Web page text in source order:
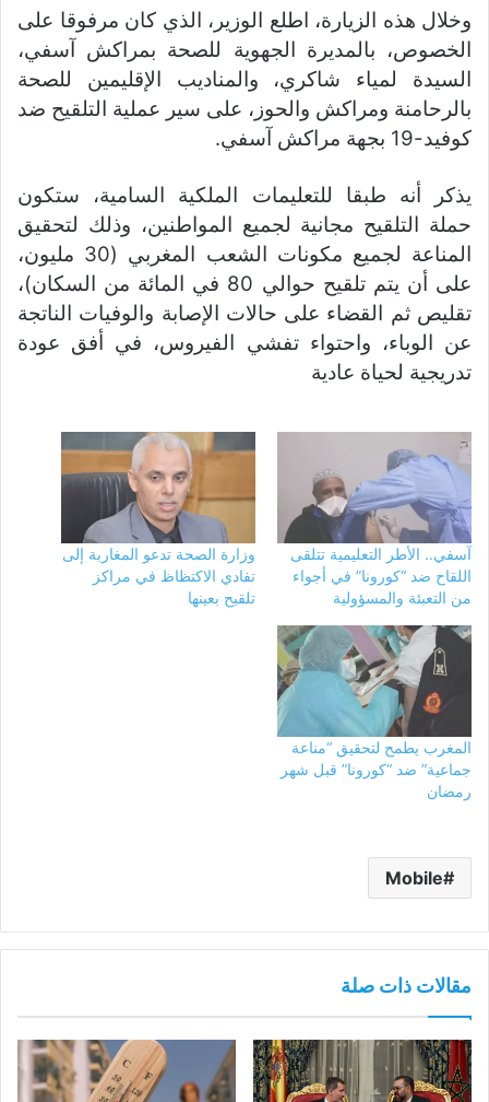
وخلال هذه الزيارة، اطلع الوزير، الذي كان مرفوقا على
الخصوص، بالمديرة الجهوية للصحة بمراكش آسفي،
السيدة لمياء شاكري، والمناديب الإقليمين للصحة
بالرحامنة ومراكش والحوز، على سير عملية التلقيح ضد
كوفيد-19 بجهة مراكش آسفي.
يذكر أنه طبقا للتعليمات الملكية السامية، ستكون
حملة التلقيح مجانية لجميع المواطنين، وذلك لتحقيق
المناعة لجميع مكونات الشعب المغربي (30 مليون،
على أن يتم تلقيح حوالي 80 في المائة من السكان)،
تقليص ثم القضاء على حالات الإصابة والوفيات الناتجة
عن الوباء، واحتواء تفشي الفيروس، في أفق عودة
تدريجية لحياة عادية
آسفي.. الأطر التعليمية تتلقى
اللقاح ضد “كورونا” في أجواء
من التعبئة والمسؤولية
وزارة الصحة تدعو المغاربة إلى
تفادي الاكتظاظ في مراكز
تلقيح بعينها
المغرب يطمح لتحقيق “مناعة
جماعية” ضد “كورونا” قبل شهر
رمضان
Mobile
مقالات ذات صلة